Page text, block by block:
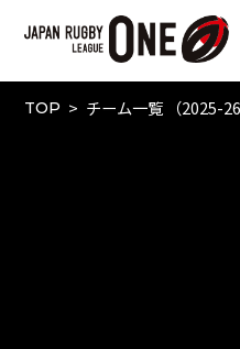
TOP チーム一覧 （2025-26